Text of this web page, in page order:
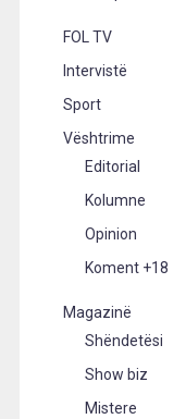
FOL TV
Intervistë
Sport
Vështrime
Editorial
Kolumne
Opinion
Koment +18
Magazinë
Shëndetësi
Show biz
Mistere